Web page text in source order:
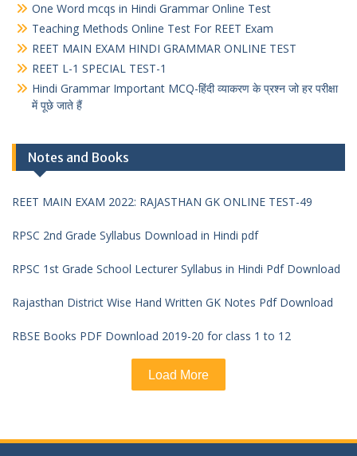
One Word mcqs in Hindi Grammar Online Test
Teaching Methods Online Test For REET Exam
REET MAIN EXAM HINDI GRAMMAR ONLINE TEST
REET L-1 SPECIAL TEST-1
Hindi Grammar Important MCQ-हिंदी व्याकरण के प्रश्न जो हर परीक्षा
में पूछे जाते हैं
Notes and Books
REET MAIN EXAM 2022: RAJASTHAN GK ONLINE TEST-49
RPSC 2nd Grade Syllabus Download in Hindi pdf
RPSC 1st Grade School Lecturer Syllabus in Hindi Pdf Download
Rajasthan District Wise Hand Written GK Notes Pdf Download
RBSE Books PDF Download 2019-20 for class 1 to 12
Load More